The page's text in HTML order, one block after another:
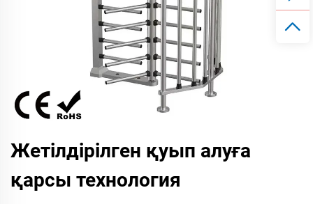
Жетілдірілген қуып алуға
қарсы технология